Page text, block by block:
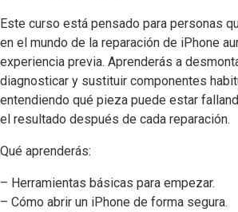
Este curso está pensado para personas
en el mundo de la reparación de iPhone
experiencia previa. Aprenderás a
diagnosticar y sustituir componentes
entendiendo qué pieza puede estar
el resultado después de cada reparación.
Qué aprenderás:
– Herramientas básicas para empezar.
– Cómo abrir un iPhone de forma segura.